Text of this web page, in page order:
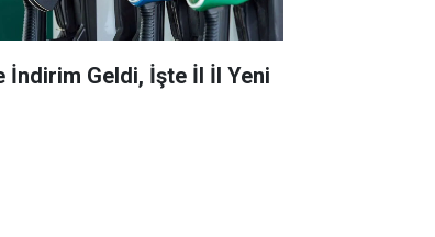
İndirim Geldi, İşte İl İl Yeni